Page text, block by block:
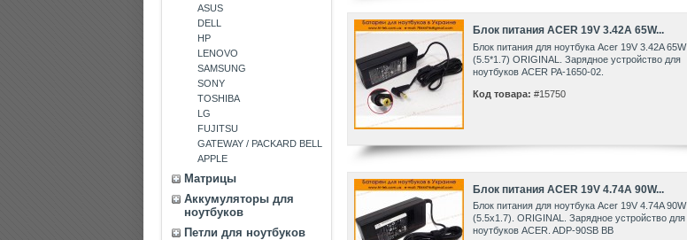
ASUS
DELL
HP
LENOVO
SAMSUNG
SONY
TOSHIBA
LG
FUJITSU
GATEWAY / PACKARD BELL
APPLE
Матрицы
Аккумуляторы для
ноутбуков
Петли для ноутбуков
Блок питания ACER 19V 3.42A 65W...
Блок питания для ноутбука Acer 19V 3.42A 65W
(5.5*1.7) ORIGINAL. Зарядное устройство для
ноутбуков ACER PA-1650-02.
Код товара: #15750
Блок питания ACER 19V 4.74A 90W...
Блок питания для ноутбука Acer 19V 4.74A 90W
(5.5x1.7). ORIGINAL. Зарядное устройство для
ноутбуков ACER. ADP-90SB BB